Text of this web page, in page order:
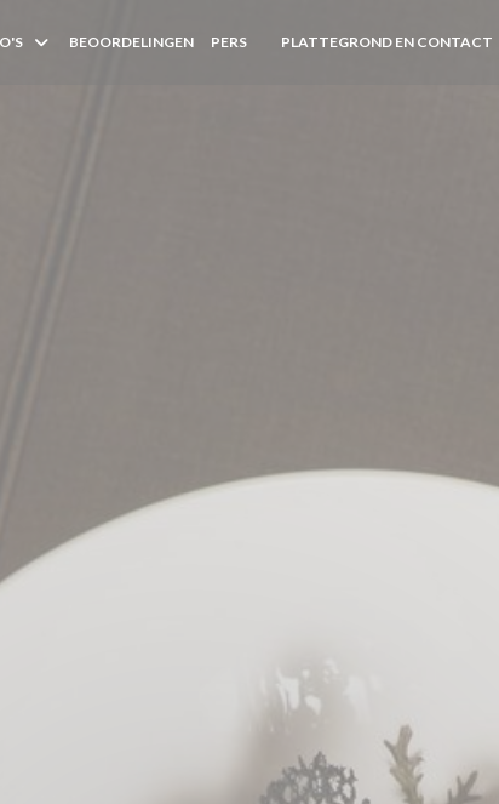
BEOORDELINGEN PERS ((OPENT IN EEN NIEUW VENSTER))
PLATTEGROND EN CONTACT